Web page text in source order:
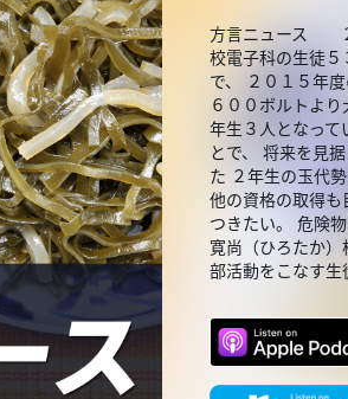
方言ニュース ２
校電子科の生徒
で、 ２０１５年
６００ボルトよ
年生３人となって
とで、 将来を見
た ２年生の玉代
他の資格の取得
つきたい。 危険
寛尚（ひろたか
部活動をこなす生